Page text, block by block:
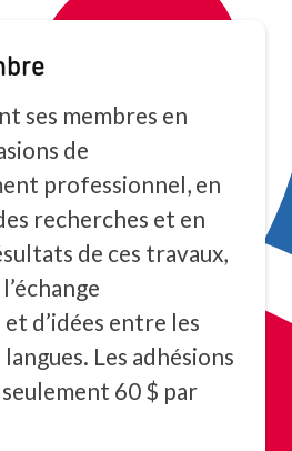
ses membres en
de
professionnel, en
recherches et en
de ces travaux,
d’idées entre les
Les adhésions
60 $ par